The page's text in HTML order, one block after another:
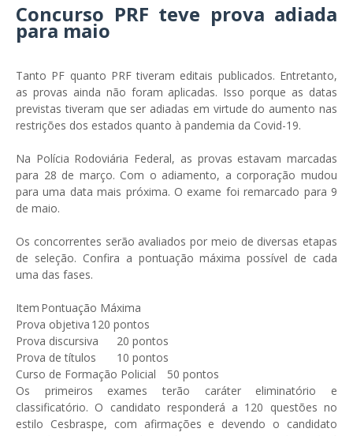
Concurso PRF teve prova adiada
para maio
Tanto PF quanto PRF tiveram editais publicados. Entretanto,
as provas ainda não foram aplicadas. Isso porque as datas
previstas tiveram que ser adiadas em virtude do aumento nas
restrições dos estados quanto à pandemia da Covid-19.
Na Polícia Rodoviária Federal, as provas estavam marcadas
para 28 de março. Com o adiamento, a corporação mudou
para uma data mais próxima. O exame foi remarcado para 9
de maio.
Os concorrentes serão avaliados por meio de diversas etapas
de seleção. Confira a pontuação máxima possível de cada
uma das fases.
Item Pontuação Máxima
Prova objetiva 120 pontos
Prova discursiva
20 pontos
Prova de títulos
10 pontos
Curso de Formação Policial
50 pontos
Os primeiros exames terão caráter eliminatório e
classificatório. O candidato responderá a 120 questões no
estilo Cesbraspe, com afirmações e devendo o candidato